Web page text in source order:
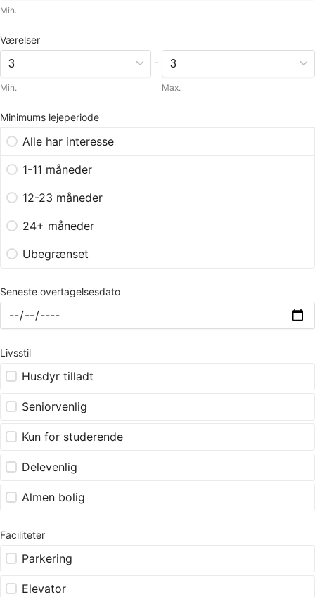
Min.
Værelser
Min.
-
Max.
Minimums lejeperiode
Alle har interesse
1-11 måneder
12-23 måneder
24+ måneder
Ubegrænset
Seneste overtagelsesdato
Livsstil
Husdyr tilladt
Seniorvenlig
Kun for studerende
Delevenlig
Almen bolig
Faciliteter
Parkering
Elevator